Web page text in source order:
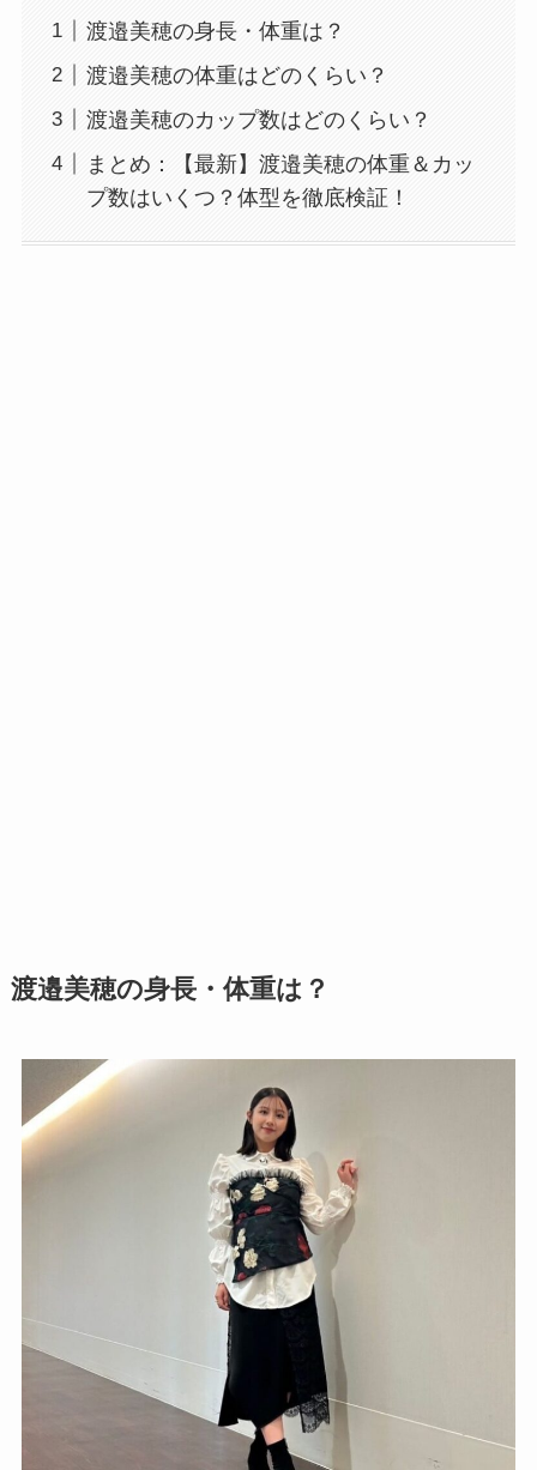
渡邉美穂の身長・体重は？
渡邉美穂の体重はどのくらい？
渡邉美穂のカップ数はどのくらい？
まとめ：【最新】渡邉美穂の体重＆カッ
プ数はいくつ？体型を徹底検証！
渡邉美穂の身長・体重は？